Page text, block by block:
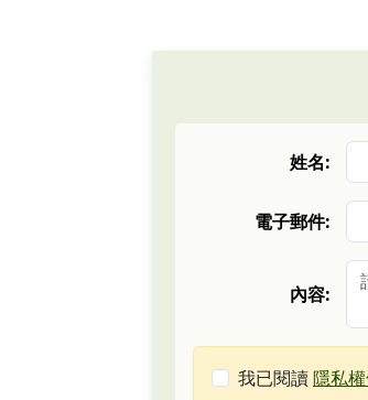
姓名:
電子郵件:
內容:
我已閱讀隱私